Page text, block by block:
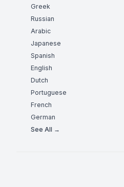
Greek
Russian
Arabic
Japanese
Spanish
English
Dutch
Portuguese
French
German
See All →